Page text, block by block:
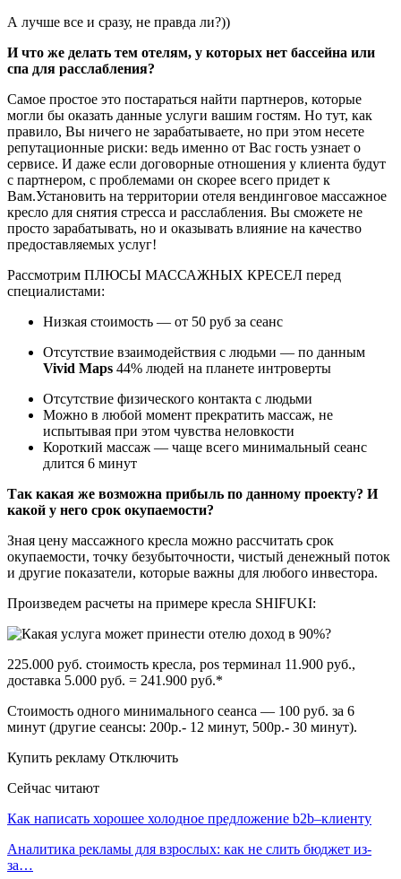
А лучше все и сразу, не правда ли?))
И что же делать тем отелям, у которых нет бассейна или
спа для расслабления?
Самое простое это постараться найти партнеров, которые
могли бы оказать данные услуги вашим гостям. Но тут, как
правило, Вы ничего не зарабатываете, но при этом несете
репутационные риски: ведь именно от Вас гость узнает о
сервисе. И даже если договорные отношения у клиента будут
с партнером, с проблемами он скорее всего придет к
Вам.Установить на территории отеля вендинговое массажное
кресло для снятия стресса и расслабления. Вы сможете не
просто зарабатывать, но и оказывать влияние на качество
предоставляемых услуг!
Рассмотрим ПЛЮСЫ МАССАЖНЫХ КРЕСЕЛ перед
специалистами:
Низкая стоимость — от 50 руб за сеанс
Отсутствие взаимодействия с людьми — по данным
Vivid Maps 44% людей на планете интроверты
Отсутствие физического контакта с людьми
Можно в любой момент прекратить массаж, не
испытывая при этом чувства неловкости
Короткий массаж — чаще всего минимальный сеанс
длится 6 минут
Так какая же возможна прибыль по данному проекту? И
какой у него срок окупаемости?
Зная цену массажного кресла можно рассчитать срок
окупаемости, точку безубыточности, чистый денежный поток
и другие показатели, которые важны для любого инвестора.
Произведем расчеты на примере кресла SHIFUKI:
225.000 руб. стоимость кресла, pos терминал 11.900 руб.,
доставка 5.000 руб. = 241.900 руб.*
Стоимость одного минимального сеанса — 100 руб. за 6
минут (другие сеансы: 200р.- 12 минут, 500р.- 30 минут).
Купить рекламу Отключить
Сейчас читают
Как написать хорошее холодное предложение b2b–клиенту
Аналитика рекламы для взрослых: как не слить бюджет из-
за…